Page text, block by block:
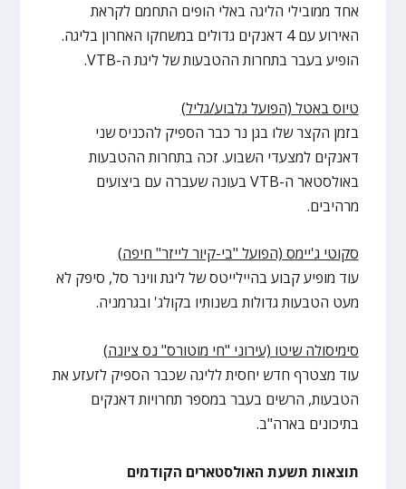
אחד ממובילי הליגה באלי הופים התחמם לקראת
האירוע עם 4 דאנקים גדולים במשחקו האחרון בליגה.
הופיע בעבר בתחרות ההטבעות של ליגת ה-VTB.
טיוס באטל (הפועל גלבוע/גליל)
בזמן הקצר שלו בגן נר כבר הספיק להכניס שני
דאנקים למצעדי השבוע. זכה בתחרות ההטבעות
באולסטאר ה-VTB בעונה שעברה עם ביצועים
מרהיבים.
סקוטי ג'יימס (הפועל "בי-קיור לייזר" חיפה)
עוד מופיע קבוע בהיילייטס של ליגת ווינר סל, סיפק לא
מעט הטבעות גדולות בשנותיו בקולג' ובגרמניה.
סימיסולה שיטו (עירוני "חי מוטורס" נס ציונה)
עוד מצטרף חדש יחסית לליגה שכבר הספיק לזעזע את
הטבעות, הרשים בעבר במספר תחרויות דאנקים
בתיכונים בארה"ב.
תוצאות תשעת האולסטארים הקודמים